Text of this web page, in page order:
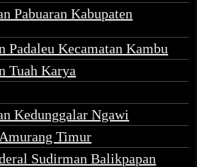
Pabuaran Kabupaten
Padaleu Kecamatan Kambu
Tuah Karya
Kedunggalar Ngawi
Timur
Sudirman Balikpapan